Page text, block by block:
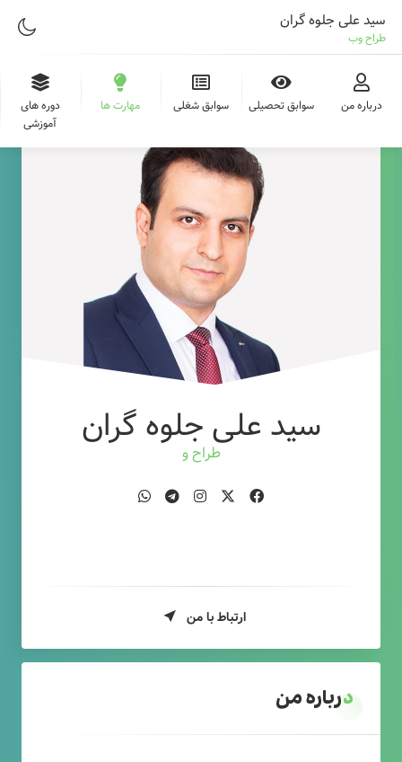
سید علی جلوه گران
طراح وب
درباره من سوابق تحصیلی سوابق شغلی مهارت ها
دوره های
آموزشی
سید علی جلوه گران
طراح وب
ارتباط با من
درباره من